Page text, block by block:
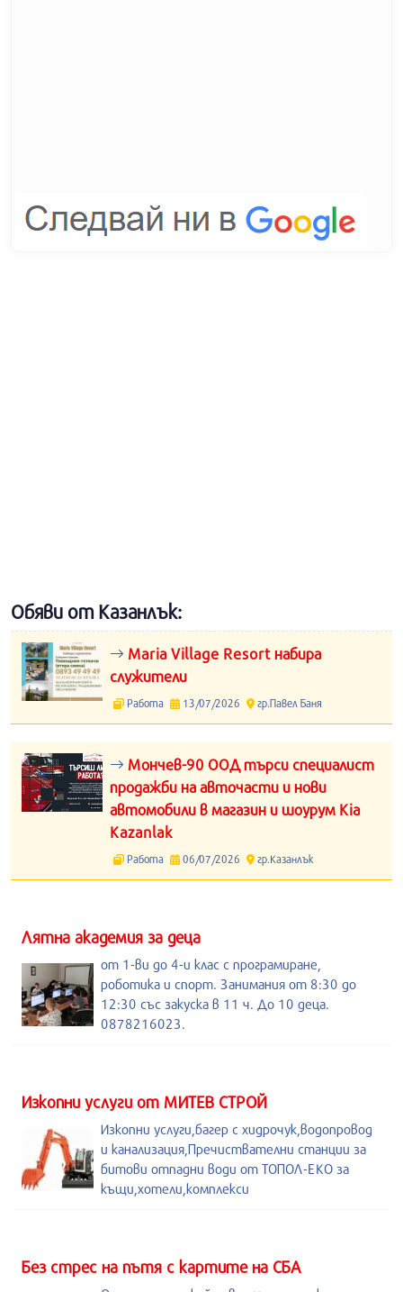
Обяви от Казанлък:
Maria Village Resort набира
служители
Работа 13/07/2026 гр.Павел Баня
Мончев-90 ООД търси специалист
продажби на авточасти и нови
автомобили в магазин и шоурум Kia
Kazanlak
Работа 06/07/2026 гр.Казанлък
Лятна академия за деца
от 1-ви до 4-и клас с програмиране,
роботика и спорт. Занимания от 8:30 до
12:30 със закуска в 11 ч. До 10 деца.
0878216023.
Изкопни услуги от МИТЕВ СТРОЙ
Изкопни услуги,багер с хидрочук,водопровод
и канализация,Пречиствателни станции за
битови отпадни води от ТОПОЛ-ЕКО за
къщи,хотели,комплекси
Без стрес на пътя с картите на СБА